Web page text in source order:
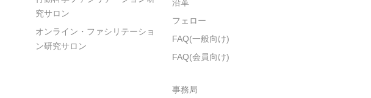
究サロン
オンライン・ファシリテーショ
ン研究サロン
沿革
フェロー
FAQ(一般向け)
FAQ(会員向け)
事務局